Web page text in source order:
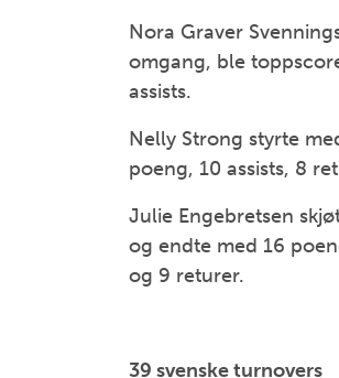
Nora Graver
omgang, ble
assists.
Nelly Strong styrte
poeng, 10 assists, 8
Julie Engebretsen
og endte med 16
og 9 returer.
39 svenske turnovers